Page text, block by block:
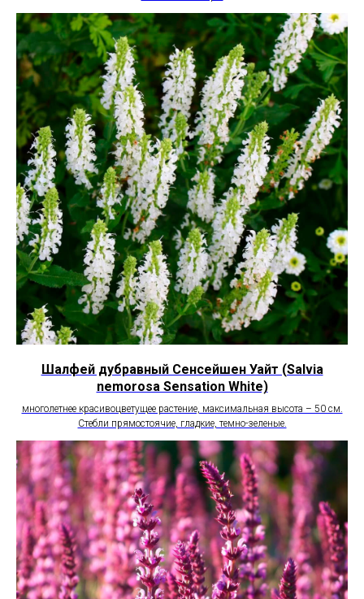
Шалфей дубравный Сенсейшен Уайт (Salvia
nemorosa Sensation White)
многолетнее красивоцветущее растение, максимальная высота – 50 см.
Стебли прямостоячие, гладкие, темно-зеленые.